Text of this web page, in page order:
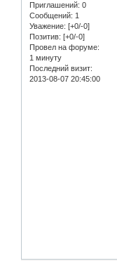
Приглашений: 0
Сообщений: 1
Уважение: [+0/-0]
Позитив: [+0/-0]
Провел на форуме:
1 минуту
Последний визит:
2013-08-07 20:45:00